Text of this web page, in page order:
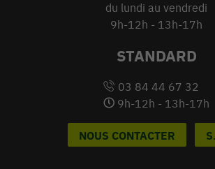
du lundi au vendredi
9h-12h - 13h-17h
STANDARD
03 84 44 67 32
9h-12h - 13h-17h
NOUS CONTACTER